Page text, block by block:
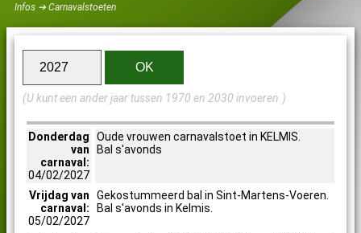
Infos ➔ Carnavalstoeten
(U kunt een ander jaar tussen 1970 en 2030 invoeren.)
Donderdag
van
carnaval:
04/02/2027
Oude vrouwen carnavalstoet in KELMIS.
Bal s'avonds
Vrijdag van
carnaval:
05/02/2027
Gekostummeerd bal in Sint-Martens-Voeren.
Bal s'avonds in Kelmis.